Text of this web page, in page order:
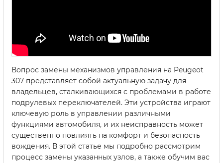
Вопрос замены механизмов управления на Peugeot
307 представляет собой актуальную задачу для
владельцев, сталкивающихся с проблемами в работе
подрулевых переключателей. Эти устройства играют
ключевую роль в управлении различными
функциями автомобиля, и их неисправность может
существенно повлиять на комфорт и безопасность
вождения. В этой статье мы подробно рассмотрим
процесс замены указанных узлов, а также обучим вас